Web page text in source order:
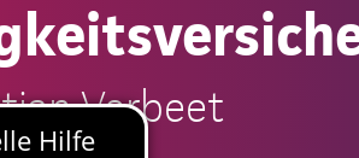
Verbeet